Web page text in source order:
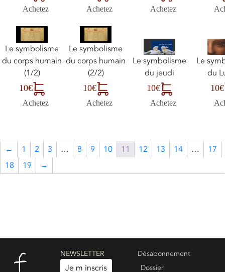
Achetez Achetez Achetez
Le symbolisme
du corps humain
(1/2)
10€
Achetez
Le symbolisme
du corps humain
(2/2)
10€
Achetez
Le symbolisme
du jeudi
10€
Achetez
Le
du
10€
← 1 2 3 … 8 9 10 11 12 13 14 …
17
18
19 →
NEWSLETTER
Je m inscris
Désabonnement
Dossier